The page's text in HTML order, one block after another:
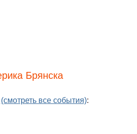
Брянска
(смотреть все события):